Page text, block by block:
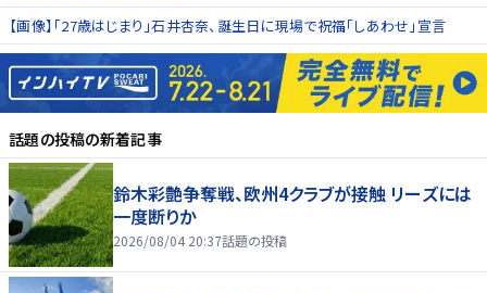
【画像】「27歳はじまり」石井杏奈、誕生日に現場で祝福「しあわせ」宣言
話題の投稿の新着記事
鈴木彩艶争奪戦、欧州4クラブが接触 リーズには
一度断りか
2026/08/04 20:37話題の投稿